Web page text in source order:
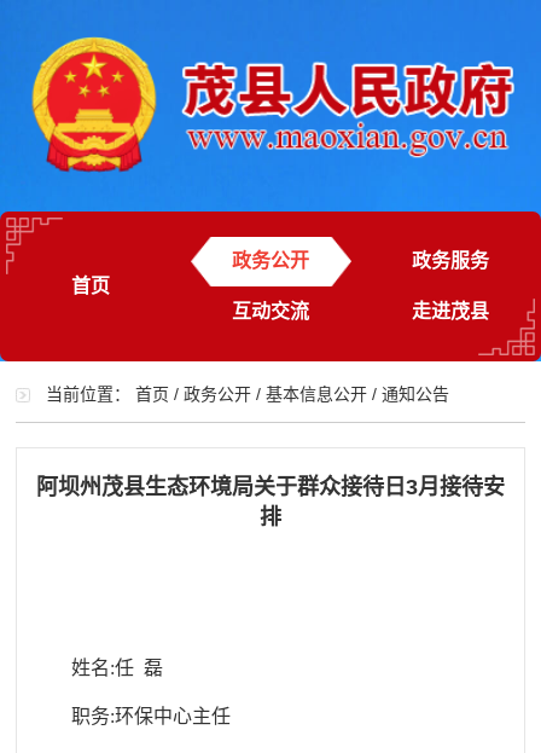
首页
政务公开 政务服务
互动交流 走进茂县
当前位置：首页 /政务公开 /基本信息公开 /通知公告
阿坝州茂县生态环境局关于群众接待日3月接待安
排
姓名:任 磊
职务:环保中心主任